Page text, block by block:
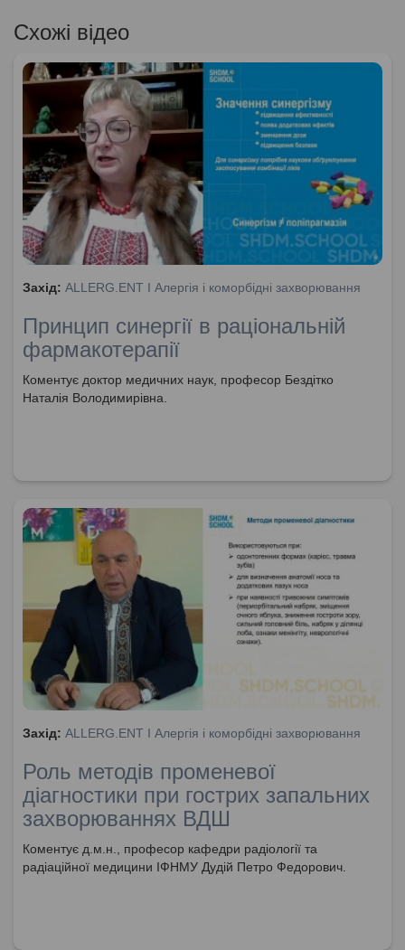
Схожі відео
Захід: ALLERG.ENT I Алергія і коморбідні захворювання
Принцип синергії в раціональній
фармакотерапії
Коментує доктор медичних наук, професор Бездітко
Наталія Володимирівна.
Захід: ALLERG.ENT I Алергія і коморбідні захворювання
Роль методів променевої
діагностики при гострих запальних
захворюваннях ВДШ
Коментує д.м.н., професор кафедри радіології та
радіаційної медицини ІФНМУ Дудій Петро Федорович.